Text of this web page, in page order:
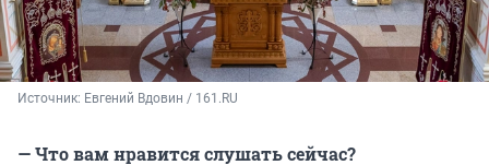
Источник: Евгений Вдовин / 161.RU
— Что вам нравится слушать сейчас?